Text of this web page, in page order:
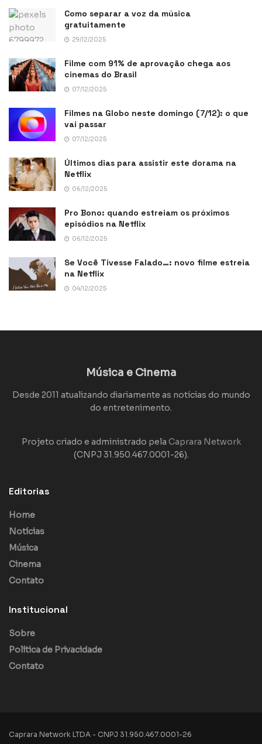
Como separar a voz da música
gratuitamente
29/12/2025
Filme com 91% de aprovação chega aos
cinemas do Brasil
07/12/2025
Filmes na Globo neste domingo (7/12): o que
vai passar
07/12/2025
Últimos dias para assistir este dorama na
Netflix
06/12/2025
Pro Bono: quando estreiam os próximos
episódios na Netflix
06/12/2025
Se Você Tivesse Falado…: novo filme estreia
na Netflix
04/12/2025
Música e Cinema
Desde 2011 atualizando diariamente as notícias do mundo
do entretenimento.
Projeto criado e administrado pela Caprara Network
(CNPJ 31.950.467.0001-26).
Editorias
Home
Notícias
Música
Cinema
Contato
Institucional
Sobre
Política de Privacidade
Contato
Caprara Network LTDA - CNPJ 31.950.467.0001-26